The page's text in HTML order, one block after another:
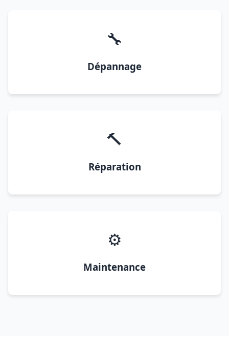
🔧
Dépannage
🔨
Réparation
⚙️
Maintenance